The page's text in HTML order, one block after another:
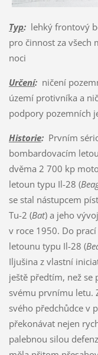
Typ:lehký frontový
pro činnost za všech
noci
Určení:ničení
území protivníka a
podpory pozemních
Historie:Prvním
bombardovacím
dvěma 2 700 kp
letoun typu Il-28 (
se stal nástupcem
Tu-2 (Bat) a jeho
v roce 1950. Do
letounu typu Il-28 (
Iljušina z vlastní
ještě předtím, než
svému prvnímu letu.
svého předchůdce v
překonávat nejen
palebnou silou